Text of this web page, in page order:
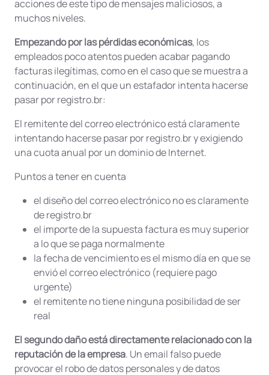
acciones de este tipo de mensajes maliciosos, a
muchos niveles.
Empezando por las pérdidas económicas, los
empleados poco atentos pueden acabar pagando
facturas ilegítimas, como en el caso que se muestra a
continuación, en el que un estafador intenta hacerse
pasar por registro.br:
El remitente del correo electrónico está claramente
intentando hacerse pasar por registro.br y exigiendo
una cuota anual por un dominio de Internet.
Puntos a tener en cuenta
el diseño del correo electrónico no es claramente
de registro.br
el importe de la supuesta factura es muy superior
a lo que se paga normalmente
la fecha de vencimiento es el mismo día en que se
envió el correo electrónico (requiere pago
urgente)
el remitente no tiene ninguna posibilidad de ser
real
El segundo daño está directamente relacionado con la
reputación de la empresa. Un email falso puede
provocar el robo de datos personales y de datos